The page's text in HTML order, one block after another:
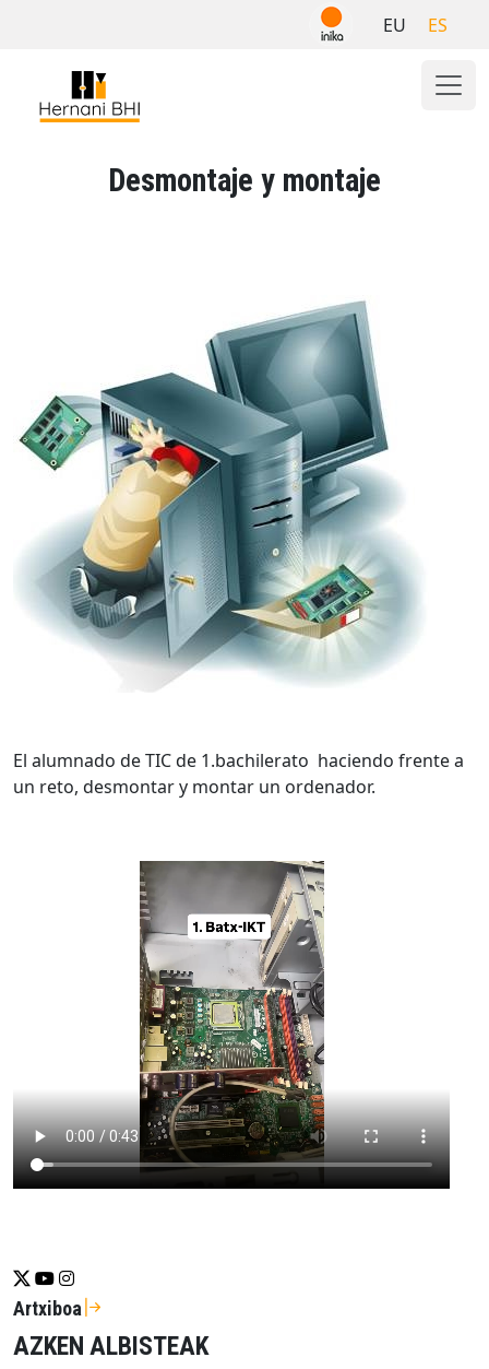
EU ES
Desmontaje y montaje
El alumnado de TIC de 1.bachilerato haciendo frente a
un reto, desmontar y montar un ordenador.
Se abrirá nueva ventana-twitter
Se abrirá nueva ventana-youtube
Se abrirá nueva ventana-instragram
Artxiboa
AZKEN ALBISTEAK